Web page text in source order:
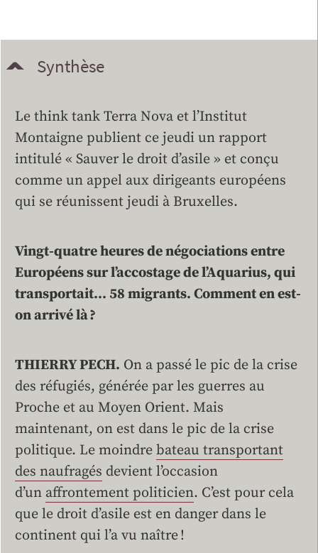
Synthèse
Le think tank Terra Nova et l’Institut
Montaigne publient ce jeudi un rapport
intitulé « Sauver le droit d’asile » et conçu
comme un appel aux dirigeants européens
qui se réunissent jeudi à Bruxelles.
Vingt-quatre heures de négociations entre
Européens sur l’accostage de l’Aquarius, qui
transportait… 58 migrants. Comment en est-
on arrivé là ?
THIERRY PECH. On a passé le pic de la crise
des réfugiés, générée par les guerres au
Proche et au Moyen Orient. Mais
maintenant, on est dans le pic de la crise
politique. Le moindre bateau transportant
des naufragés devient l’occasion
d’un affrontement politicien. C’est pour cela
que le droit d’asile est en danger dans le
continent qui l’a vu naître !